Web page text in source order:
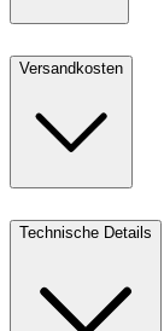
Versandkosten
Technische Details